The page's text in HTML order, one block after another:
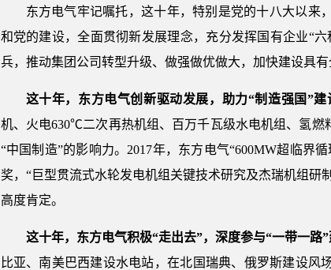
东方电气牢记嘱托，这十年，特别是党的十八大以来
和党的建设，全面贯彻新发展理念，充分发挥国有企业“
兵，推动集团公司转型升级、做强做优做大，加快建设具
这十年，东方电气创新驱动发展，助力“制造强国”建
机、火电630℃二次再热机组、百万千瓦级水电机组、氢
“中国制造”的影响力。2017年，东方电气“600MW超临界
奖，“巨型贯流式水轮发电机组关键技术研究及杰瑞机组
高度肯定。
这十年，东方电气积极“走出去”，深度参与“一带一路”
比亚、南美巴西建设水电站，在北国瑞典、俄罗斯建设